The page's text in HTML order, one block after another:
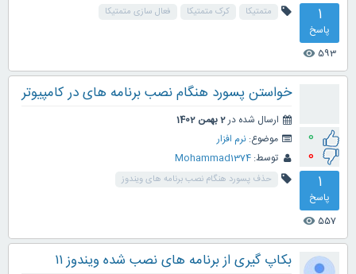
1
پاسخ
593
visibility
متمتیکا کرک متمتیکا فعال سازی متمتیکا
0
0
1
پاسخ
557
visibility
خواستن پسورد هنگام نصب برنامه های در کامپیوتر
ارسال شده در2 بهمن 1402
موضوع: نرم افزار
توسط: Mohammad1374
حذف پسورد هنگام نصب برنامه های ویندوز
بکاپ گیری از برنامه های نصب شده ویندوز ۱۱